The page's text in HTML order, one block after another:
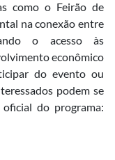
como o Feirão de
na conexão entre
o acesso às
econômico
do evento ou
podem se
do programa: